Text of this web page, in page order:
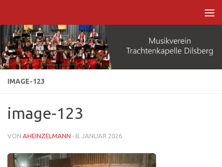
IMAGE-123
image-123
VON AHEINZELMANN · 8. JANUAR 2026